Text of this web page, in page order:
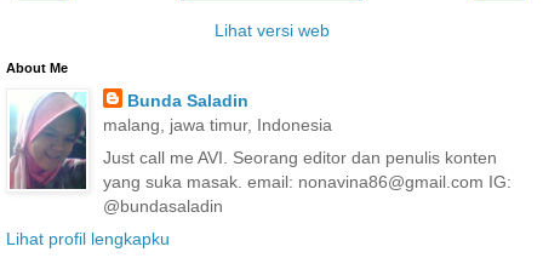
Lihat versi web
About Me
Bunda Saladin
malang, jawa timur, Indonesia
Just call me AVI. Seorang editor dan penulis konten
yang suka masak. email: nonavina86@gmail.com IG:
@bundasaladin
Lihat profil lengkapku